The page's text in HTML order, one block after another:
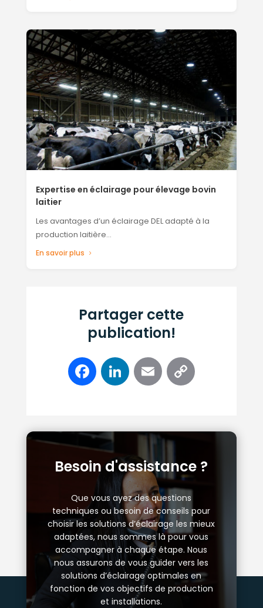
Expertise en éclairage pour élevage bovin
laitier
Les avantages d’un éclairage DEL adapté à la
production laitière…
En savoir plus
Partager cette
publication!
FacebookLinkedInEmail
Besoin d'assistance ?
Que vous ayez des questions
techniques ou besoin de conseils pour
choisir les solutions d’éclairage les mieux
adaptées, nous sommes là pour vous
accompagner à chaque étape. Nous
nous assurons de vous guider vers les
solutions d’éclairage optimales en
fonction de vos objectifs de production
et installations.